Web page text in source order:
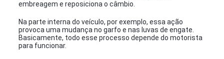
embreagem e reposiciona o câmbio.
Na parte interna do veículo, por exemplo, essa ação
provoca uma mudança no garfo e nas luvas de engate.
Basicamente, todo esse processo depende do motorista
para funcionar.